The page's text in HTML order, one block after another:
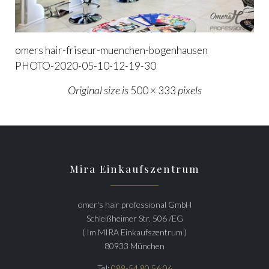
omers hair-friseur-muenchen-bogenhausen
PHOTO-2020-05-10-12-19-30
Original size is500 × 333 pixels
Mira Einkaufszentrum
omer's hair professional GmbH
Schleißheimer Str. 506 /EG
( Im MIRA Einkaufszentrum )
80933 München